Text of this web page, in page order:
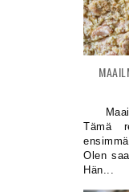
Tämä
Olen
Hän...